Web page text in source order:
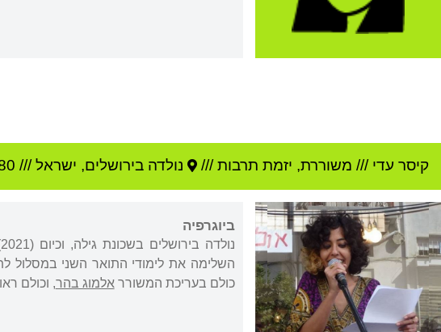
קיסר עדי /// משוררת, יזמת תרבות /// נולדה בירושלים, ישראל///
ביוגרפיה
השלימה את לימודי התואר השני במסלול
כולם בעריכת המשורראלמוג בהר, וכולם